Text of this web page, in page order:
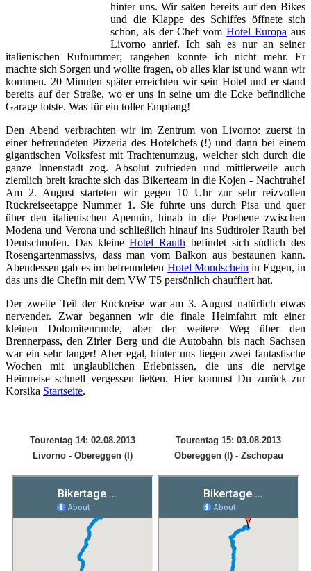
hinter uns. Wir saßen bereits auf den Bikes
und die Klappe des Schiffes öffnete sich
schon, als der Chef vom Hotel Europa aus
Livorno anrief. Ich sah es nur an seiner
italienischen Rufnummer; rangehen konnte ich nicht mehr. Er
machte sich Sorgen und wollte fragen, ob alles klar ist und wann wir
kommen. 20 Minuten später erreichten wir sein Hotel und er stand
bereits auf der Straße, wo er uns in seine um die Ecke befindliche
Garage lotste. Was für ein toller Empfang!
Den Abend verbrachten wir im Zentrum von Livorno: zuerst in
einer befreundeten Pizzeria des Hotelchefs (!) und dann bei einem
gigantischen Volksfest mit Trachtenumzug, welcher sich durch die
ganze Innenstadt zog. Absolut zufrieden und mittlerweile auch
ziemlich breit krachte sich das Bikerteam in die Kojen - Nachtruhe!
Am 2. August starteten wir gegen 10 Uhr zur sehr reizvollen
Rückreiseetappe Nummer 1. Sie führte uns durch Pisa und quer
über den italienischen Apennin, hinab in die Poebene zwischen
Modena und Verona und schließlich hinauf ins Südtiroler Rauth bei
Deutschnofen. Das kleineHotel Rauth befindet sich südlich des
Rosengartenmassivs, dass man vom Balkon aus bestaunen kann.
Abendessen gab es im befreundeten Hotel Mondschein in Eggen, in
das uns die Chefin mit dem VW T5 persönlich chauffiert hat.
Der zweite Teil der Rückreise war am 3. August natürlich etwas
nervender. Zwar begannen wir die finale Heimfahrt mit einer
kleinen Dolomitenrunde, aber der weitere Weg über den
Brennerpass, den Zirler Berg und die Autobahn bis nach Sachsen
war ein sehr langer! Aber egal, hinter uns liegen zwei fantastische
Wochen mit unglaublichen Erlebnissen, die uns die nervige
Heimreise schnell vergessen ließen. Hier kommst Du zurück zur
Korsika Startseite.
Tourentag 14: 02.08.2013
Tourentag 15: 03.08.2013
Livorno - Obereggen (I)
Obereggen (I) - Zschopau